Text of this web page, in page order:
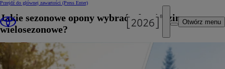
Przejdź do głównej zawartości (Press Enter)
Otwórz menu
Jakie sezonowe opony wybrać – letnie, zimowe czy
wielosezonowe?